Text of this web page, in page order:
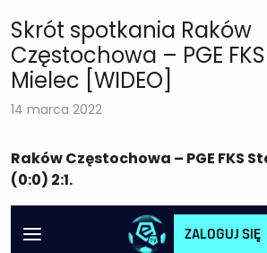
Skrót spotkania Raków
Częstochowa – PGE
Mielec [WIDEO]
14 marca 2022
Raków Częstochowa – PGE FKS
(0:0) 2:1.